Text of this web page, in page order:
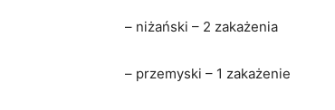
– niżański – 2 zakażenia
– przemyski – 1 zakażenie